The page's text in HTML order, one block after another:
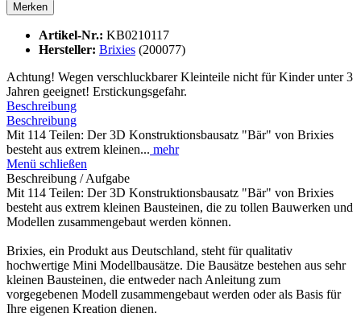
Merken
Artikel-Nr.: KB0210117
Hersteller: Brixies (200077)
Achtung! Wegen verschluckbarer Kleinteile nicht für Kinder unter 3
Jahren geeignet! Erstickungsgefahr.
Beschreibung
Beschreibung
Mit 114 Teilen: Der 3D Konstruktionsbausatz "Bär" von Brixies
besteht aus extrem kleinen... mehr
Menü schließen
Beschreibung / Aufgabe
Mit 114 Teilen: Der 3D Konstruktionsbausatz "Bär" von Brixies
besteht aus extrem kleinen Bausteinen, die zu tollen Bauwerken und
Modellen zusammengebaut werden können.
Brixies, ein Produkt aus Deutschland, steht für qualitativ
hochwertige Mini Modellbausätze. Die Bausätze bestehen aus sehr
kleinen Bausteinen, die entweder nach Anleitung zum
vorgegebenen Modell zusammengebaut werden oder als Basis für
Ihre eigenen Kreation dienen.